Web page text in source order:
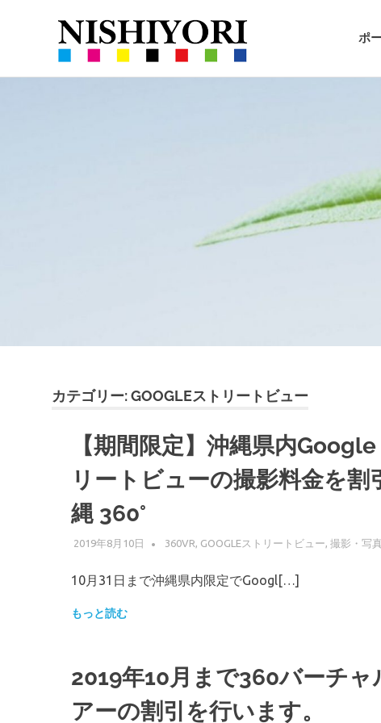
依
影・
栽
沖
縄
ポ
カテゴリー:GOOGLEストリートビュー
【期間限定】沖縄県内Google
リートビューの撮影料金を
縄 360°
2019年8月10日 WPMASTER
360VR, GOOGLEストリートビュー, 撮影・写真
10月31日まで沖縄県内限定でGoogl[…]
もっと読む
2019年10月まで360バーチャ
アーの割引を行います。